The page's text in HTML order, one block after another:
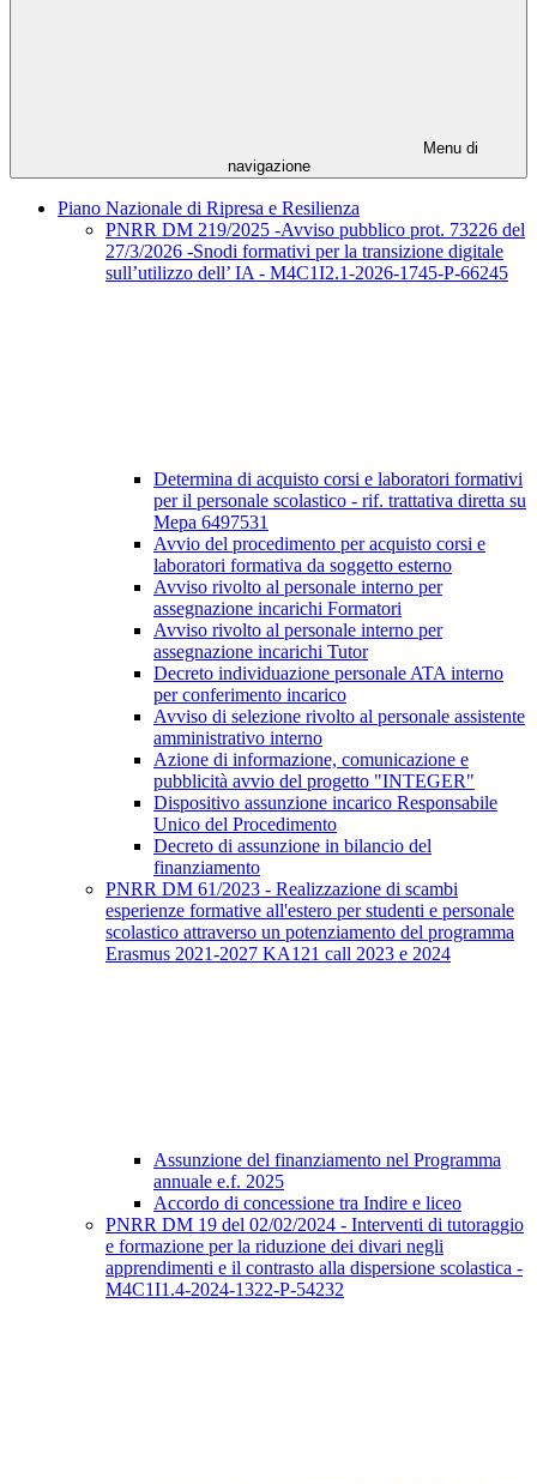
Menu di
navigazione
Piano Nazionale di Ripresa e Resilienza
PNRR DM 219/2025 -Avviso pubblico prot. 73226 del
27/3/2026 -Snodi formativi per la transizione digitale
sull’utilizzo dell’ IA - M4C1I2.1-2026-1745-P-66245
Determina di acquisto corsi e laboratori formativi
per il personale scolastico - rif. trattativa diretta su
Mepa 6497531
Avvio del procedimento per acquisto corsi e
laboratori formativa da soggetto esterno
Avviso rivolto al personale interno per
assegnazione incarichi Formatori
Avviso rivolto al personale interno per
assegnazione incarichi Tutor
Decreto individuazione personale ATA interno
per conferimento incarico
Avviso di selezione rivolto al personale assistente
amministrativo interno
Azione di informazione, comunicazione e
pubblicità avvio del progetto "INTEGER"
Dispositivo assunzione incarico Responsabile
Unico del Procedimento
Decreto di assunzione in bilancio del
finanziamento
PNRR DM 61/2023 - Realizzazione di scambi
esperienze formative all'estero per studenti e personale
scolastico attraverso un potenziamento del programma
Erasmus 2021-2027 KA121 call 2023 e 2024
Assunzione del finanziamento nel Programma
annuale e.f. 2025
Accordo di concessione tra Indire e liceo
PNRR DM 19 del 02/02/2024 - Interventi di tutoraggio
e formazione per la riduzione dei divari negli
apprendimenti e il contrasto alla dispersione scolastica -
M4C1I1.4-2024-1322-P-54232